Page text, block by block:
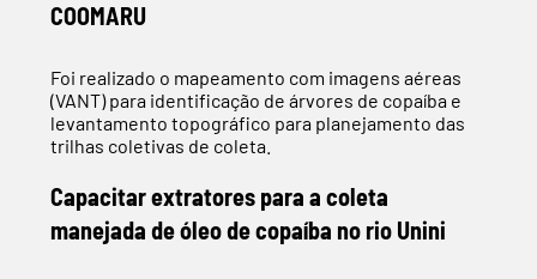
COOMARU
Foi realizado o mapeamento com imagens aéreas
(VANT) para identificação de árvores de copaíba e
levantamento topográfico para planejamento das
trilhas coletivas de coleta.
Capacitar extratores para a coleta
manejada de óleo de copaíba no rio Unini